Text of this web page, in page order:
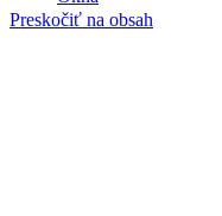
Preskočiť na obsah